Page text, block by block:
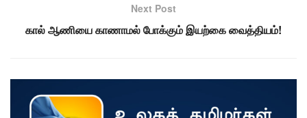
Next Post
கால் ஆணியை காணாமல் போக்கும் இயற்கை வைத்தியம்!